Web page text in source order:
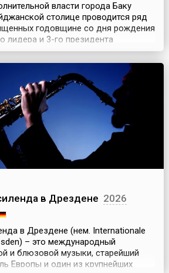
власти города Баку
столице проводится ряд
годовщине со дня рождения
лидера и 3-го президента
Алиева (10 мая 1923 — 12
из основных и самых ярких
цветов (азерб. Gül
проводиться ежегодно с 2000
в Дрездене 2026
в Дрездене (нем. Internationale
– это международный
и блюзовой музыки, старейший
Европы и один из крупнейших